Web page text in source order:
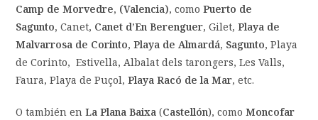
Camp de Morvedre, (Valencia), comoPuerto de
Sagunto, Canet, Canet d’En Berenguer, Gilet,Playa de
Malvarrosa de Corinto,Playa de Almardá, Sagunto, Playa
de Corinto, Estivella, Albalat dels tarongers, Les Valls,
Faura, Playa de Puçol,Playa Racó de la Mar, etc.
O también enLa Plana Baixa (Castellón), comoMoncofar